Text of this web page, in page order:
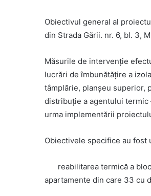
Obiectivul general al
din Strada Gării. nr. 6, bl. 3,
Măsurile de intervenție
lucrări de îmbunătățire a
tâmplărie, planșeu superior,
distribuție a agentului termic
urma implementării
Obiectivele specifice au fost
reabilitarea termică a
apartamente din care 33 cu